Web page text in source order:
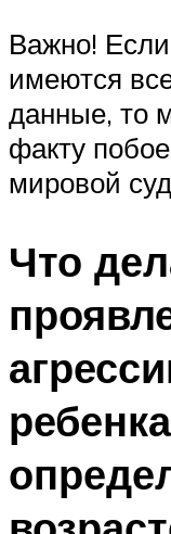
Важно!
имеются
данные, то
факту
мировой суд
Что